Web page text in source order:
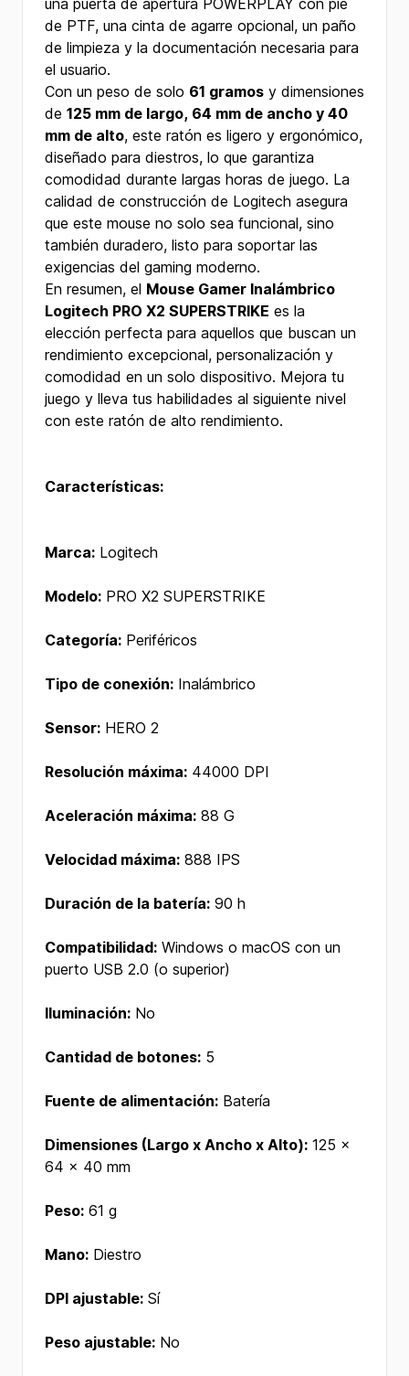
una puerta de apertura POWERPLAY con pie
de PTF, una cinta de agarre opcional, un paño
de limpieza y la documentación necesaria para
el usuario.
Con un peso de solo 61 gramos y dimensiones
de 125 mm de largo, 64 mm de ancho y 40
mm de alto, este ratón es ligero y ergonómico,
diseñado para diestros, lo que garantiza
comodidad durante largas horas de juego. La
calidad de construcción de Logitech asegura
que este mouse no solo sea funcional, sino
también duradero, listo para soportar las
exigencias del gaming moderno.
En resumen, el Mouse Gamer Inalámbrico
Logitech PRO X2 SUPERSTRIKE es la
elección perfecta para aquellos que buscan un
rendimiento excepcional, personalización y
comodidad en un solo dispositivo. Mejora tu
juego y lleva tus habilidades al siguiente nivel
con este ratón de alto rendimiento.
Características:
Marca: Logitech
Modelo: PRO X2 SUPERSTRIKE
Categoría: Periféricos
Tipo de conexión: Inalámbrico
Sensor: HERO 2
Resolución máxima: 44000 DPI
Aceleración máxima: 88 G
Velocidad máxima: 888 IPS
Duración de la batería: 90 h
Compatibilidad: Windows o macOS con un
puerto USB 2.0 (o superior)
Iluminación: No
Cantidad de botones: 5
Fuente de alimentación: Batería
Dimensiones (Largo x Ancho x Alto): 125 x
64 x 40 mm
Peso: 61 g
Mano: Diestro
DPI ajustable: Sí
Peso ajustable: No